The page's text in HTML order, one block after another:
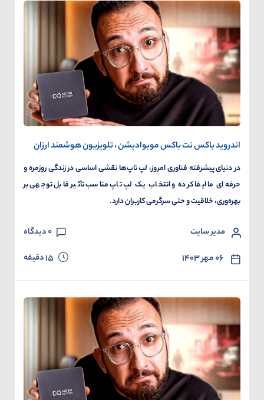
اندروید باکس نت باکس موبوادیشن ، تلویزیون هوشمند ارزان
در دنیای پیشرفته فناوری امروز، لپ تاپ‌ها نقشی اساسی در زندگی روزمره و
حرفه‌ای ما ایفا کرده و انتخاب یک لپ تاپ مناسب تأثیر قابل توجهی بر
بهره‌وری، خلاقیت و حتی سرگرمی کاربران دارد.
مدیر سایت 0دیدگاه
۰۶ مهر ۱۴۰۳ 15دقیقه